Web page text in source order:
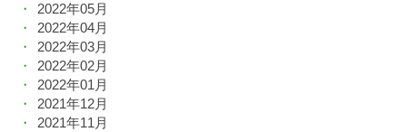
2022年05月
2022年04月
2022年03月
2022年02月
2022年01月
2021年12月
2021年11月